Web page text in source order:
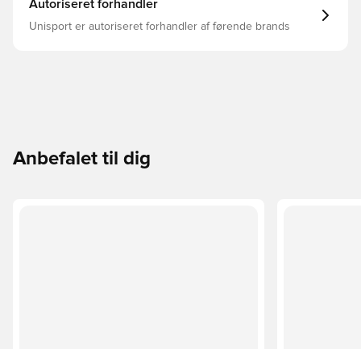
Autoriseret forhandler
Unisport er autoriseret forhandler af førende brands
Anbefalet til dig